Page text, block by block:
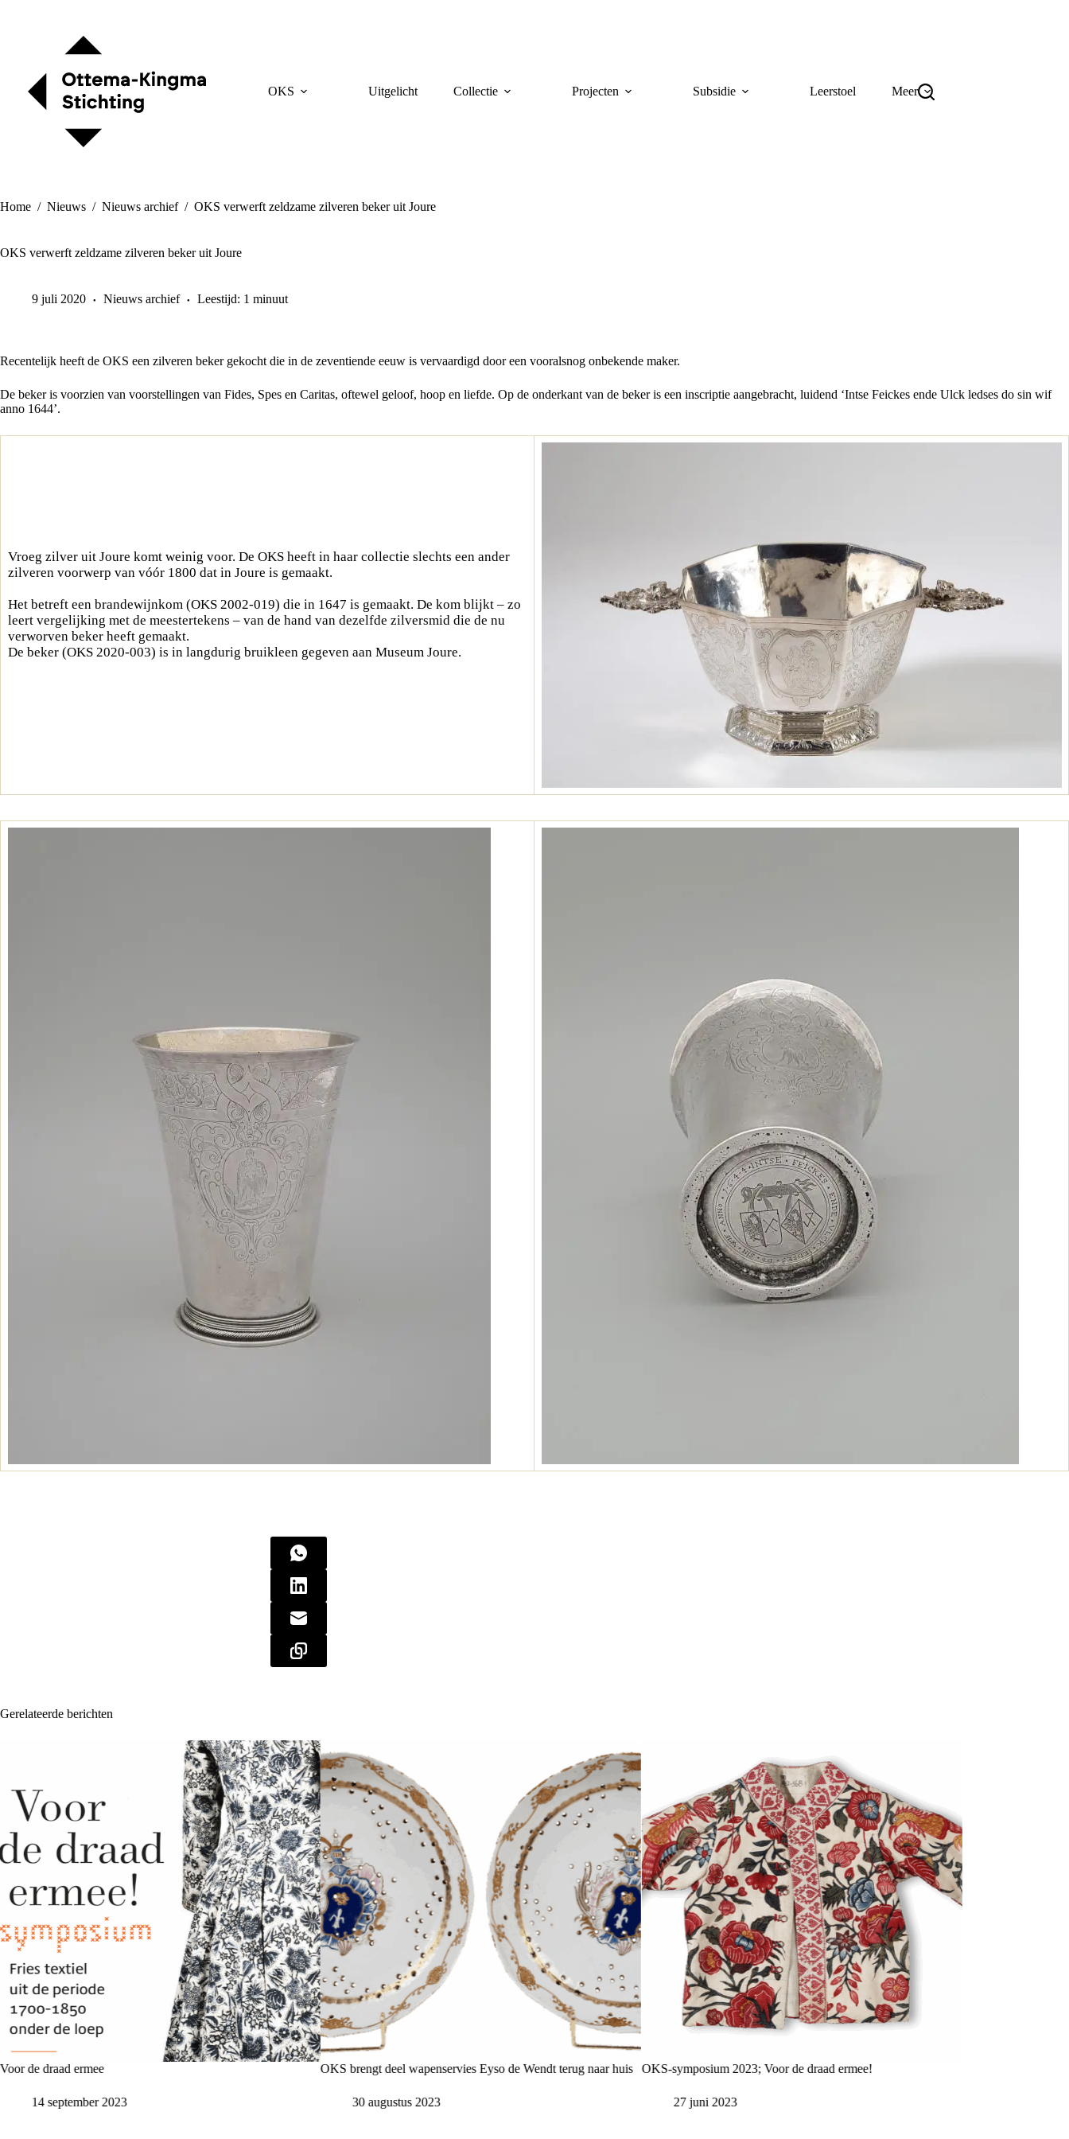
OKS Uitgelicht Collectie Projecten Subsidie Leerstoel Meer
Home / Nieuws / Nieuws archief / OKS verwerft zeldzame zilveren beker uit Joure
OKS verwerft zeldzame zilveren beker uit Joure
9 juli 2020 Nieuws archief Leestijd: 1 minuut
Recentelijk heeft de OKS een zilveren beker gekocht die in de zeventiende eeuw is vervaardigd door een vooralsnog onbekende maker.
De beker is voorzien van voorstellingen van Fides, Spes en Caritas, oftewel geloof, hoop en liefde. Op de onderkant van de beker is een inscriptie aangebracht, luidend ‘Intse Feickes ende Ulck ledses do sin wif
anno 1644’.
Vroeg zilver uit Joure komt weinig voor. De OKS heeft in haar collectie slechts een ander
zilveren voorwerp van vóór 1800 dat in Joure is gemaakt.
Het betreft een brandewijnkom (OKS 2002-019) die in 1647 is gemaakt. De kom blijkt – zo
leert vergelijking met de meestertekens – van de hand van dezelfde zilversmid die de nu
verworven beker heeft gemaakt.
De beker (OKS 2020-003) is in langdurig bruikleen gegeven aan Museum Joure.
Gerelateerde berichten
de draad ermee
14 september 2023
OKS brengt deel wapenservies Eyso de Wendt terug naar huis
30 augustus 2023
OKS-symposium 2023; Voor de draad ermee!
27 juni 2023